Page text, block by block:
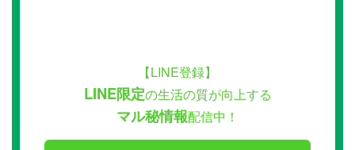
【LINE登録】
LINE限定の生活の質が向上する
マル秘情報配信中！